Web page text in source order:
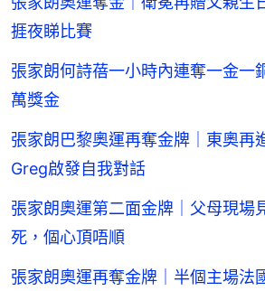
捱夜睇比賽
張家朗何詩蓓一小時內連奪一金
萬獎金
張家朗巴黎奧運再奪金牌｜東奧
Greg啟發自我對話
張家朗奧運第二面金牌｜父母現場
死，個心頂唔順
張家朗奧運再奪金牌｜半個主場